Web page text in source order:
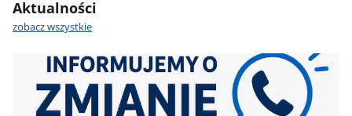
Aktualności
zobacz wszystkie